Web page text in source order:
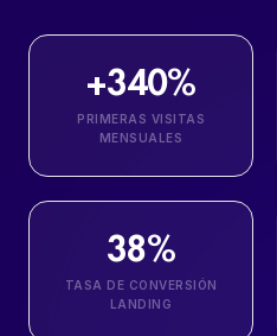
+340%
PRIMERAS VISITAS
MENSUALES
38%
TASA DE CONVERSIÓN
LANDING